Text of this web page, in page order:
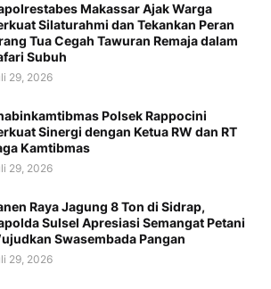
Makassar Ajak Warga
Silaturahmi dan Tekankan Peran
Tua Cegah Tawuran Remaja dalam
Subuh
29, 2026
Polsek Rappocini
Sinergi dengan Ketua RW dan RT
Kamtibmas
29, 2026
Raya Jagung 8 Ton di Sidrap,
Sulsel Apresiasi Semangat Petani
Swasembada Pangan
29, 2026